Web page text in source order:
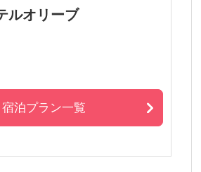
ルオリーブ
宿泊プラン一覧